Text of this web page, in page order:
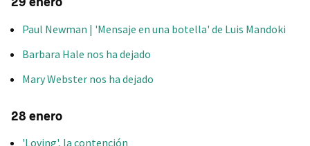
Paul Newman | 'Mensaje en una botella' de Luis Mandoki
Barbara Hale nos ha dejado
Mary Webster nos ha dejado
28 enero
'Loving', la contención